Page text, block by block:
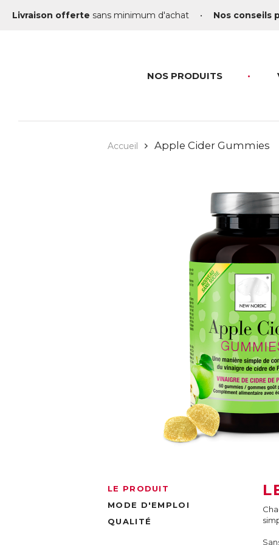
Livraison offerte sans minimum d'achat • Nos conseils
NOS PRODUITS
Accueil Apple Cider Gummies
LE PRODUIT
MODE D'EMPLOI
QUALITÉ